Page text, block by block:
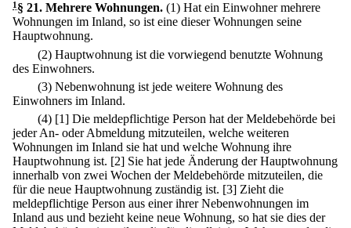
1§ 21. Mehrere Wohnungen. (1) Hat ein Einwohner mehrere
Wohnungen im Inland, so ist eine dieser Wohnungen seine
Hauptwohnung.
(2) Hauptwohnung ist die vorwiegend benutzte Wohnung
des Einwohners.
(3) Nebenwohnung ist jede weitere Wohnung des
Einwohners im Inland.
(4) [1] Die meldepflichtige Person hat der Meldebehörde bei
jeder An- oder Abmeldung mitzuteilen, welche weiteren
Wohnungen im Inland sie hat und welche Wohnung ihre
Hauptwohnung ist. [2] Sie hat jede Änderung der Hauptwohnung
innerhalb von zwei Wochen der Meldebehörde mitzuteilen, die
für die neue Hauptwohnung zuständig ist. [3] Zieht die
meldepflichtige Person aus einer ihrer Nebenwohnungen im
Inland aus und bezieht keine neue Wohnung, so hat sie dies der